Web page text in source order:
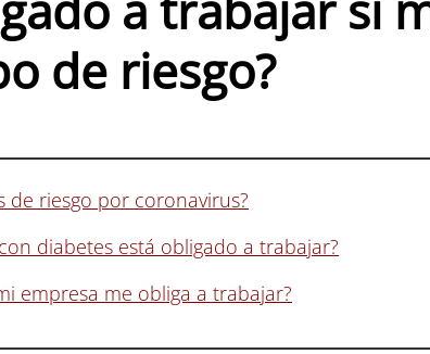
de riesgo?
de riesgo por coronavirus?
diabetes está obligado a trabajar?
empresa me obliga a trabajar?